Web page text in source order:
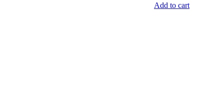
Add to cart